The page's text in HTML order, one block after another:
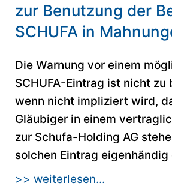
zur Benutzung der
SCHUFA in
Die Warnung vor einem
SCHUFA-Eintrag ist nicht zu
wenn nicht impliziert wird,
Gläubiger in einem
zur Schufa-Holding AG
solchen Eintrag eigenhändig
>> weiterlesen...